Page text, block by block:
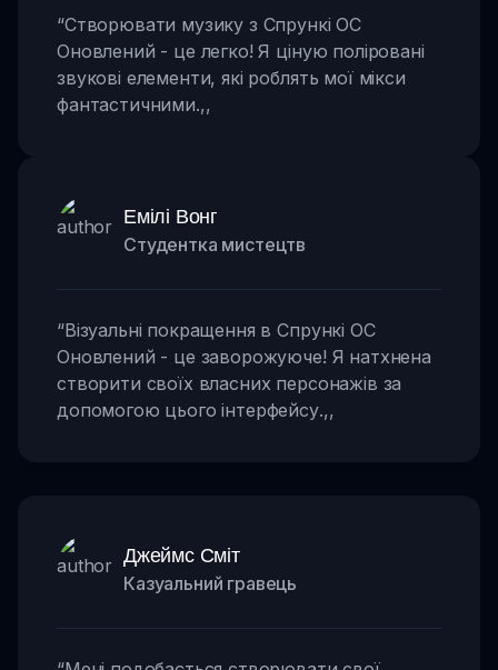
“Створювати музику з Спрункі OC
Оновлений - це легко! Я ціную поліровані
звукові елементи, які роблять мої мікси
фантастичними.,,
Емілі Вонг
Студентка мистецтв
“Візуальні покращення в Спрункі OC
Оновлений - це заворожуюче! Я натхнена
створити своїх власних персонажів за
допомогою цього інтерфейсу.,,
Джеймс Сміт
Казуальний гравець